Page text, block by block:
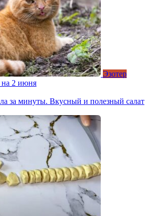
Эзотер
2 июня
за минуты. Вкусный и полезный салат